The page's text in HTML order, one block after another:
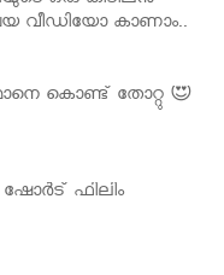
വീഡിയോ കാണാം..
കൊണ്ട് തോറ്റു 😍
ഫിലിം